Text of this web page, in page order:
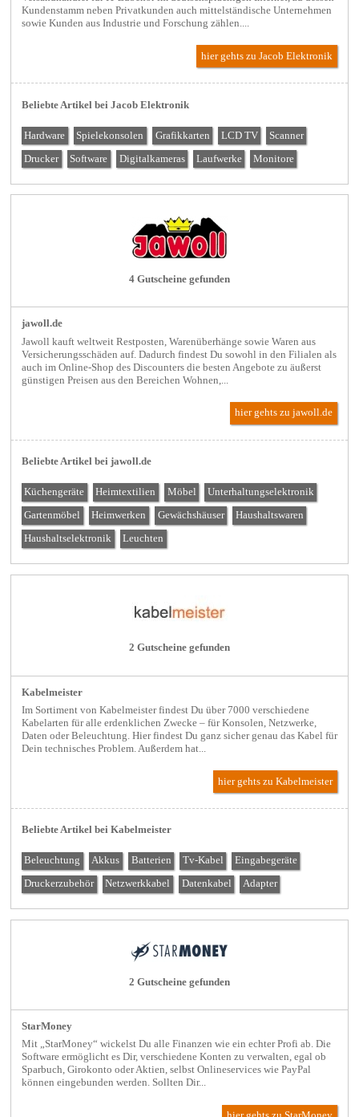
Kundenstamm neben Privatkunden auch mittelständische Unternehmen
sowie Kunden aus Industrie und Forschung zählen....
hier gehts zu Jacob Elektronik
Beliebte Artikel bei Jacob Elektronik
Hardware Spielekonsolen Grafikkarten LCD TV Scanner
Drucker Software Digitalkameras Laufwerke Monitore
4 Gutscheine gefunden
jawoll.de
Jawoll kauft weltweit Restposten, Warenüberhänge sowie Waren aus
Versicherungsschäden auf. Dadurch findest Du sowohl in den Filialen als
auch im Online-Shop des Discounters die besten Angebote zu äußerst
günstigen Preisen aus den Bereichen Wohnen,...
hier gehts zu jawoll.de
Beliebte Artikel bei jawoll.de
Küchengeräte Heimtextilien Möbel Unterhaltungselektronik
Gartenmöbel Heimwerken Gewächshäuser Haushaltswaren
Haushaltselektronik Leuchten
2 Gutscheine gefunden
Kabelmeister
Im Sortiment von Kabelmeister findest Du über 7000 verschiedene
Kabelarten für alle erdenklichen Zwecke – für Konsolen, Netzwerke,
Daten oder Beleuchtung. Hier findest Du ganz sicher genau das Kabel für
Dein technisches Problem. Außerdem hat...
hier gehts zu Kabelmeister
Beliebte Artikel bei Kabelmeister
Beleuchtung Akkus Batterien Tv-Kabel Eingabegeräte
Druckerzubehör Netzwerkkabel Datenkabel Adapter
2 Gutscheine gefunden
StarMoney
Mit „StarMoney“ wickelst Du alle Finanzen wie ein echter Profi ab. Die
Software ermöglicht es Dir, verschiedene Konten zu verwalten, egal ob
Sparbuch, Girokonto oder Aktien, selbst Onlineservices wie PayPal
können eingebunden werden. Sollten Dir...